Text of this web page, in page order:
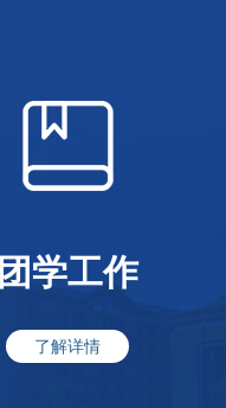
团学工作
了解详情